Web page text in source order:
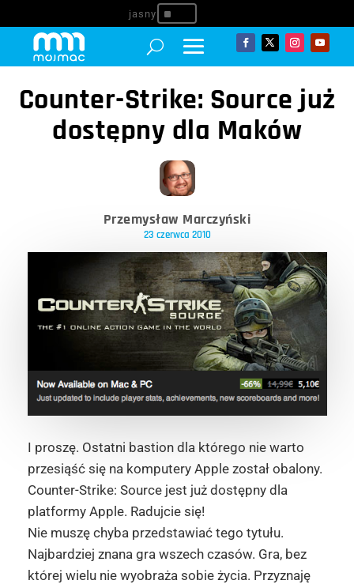
^
Counter-Strike: Source już
dostępny dla Maków
Przemysław Marczyński
23 czerwca 2010
I proszę. Ostatni bastion dla którego nie warto
przesiąść się na komputery Apple został obalony.
Counter-Strike: Source jest już dostępny dla
platformy Apple. Radujcie się!
Nie muszę chyba przedstawiać tego tytułu.
Najbardziej znana gra wszech czasów. Gra, bez
której wielu nie wyobraża sobie życia. Przyznaję